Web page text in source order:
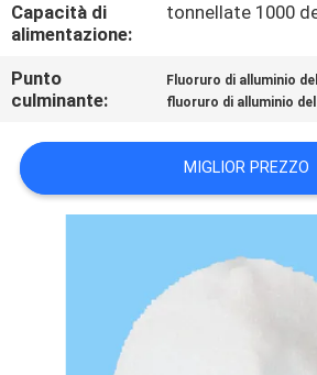
NOTIZIE
CASI
CHIEDI UN
PREVENTIVO
Capacità di
alimentazione:
tonnellate 1000
Punto
culminante:
Fluoruro di alluminio
fluoruro di alluminio
MIGLIOR PREZZO